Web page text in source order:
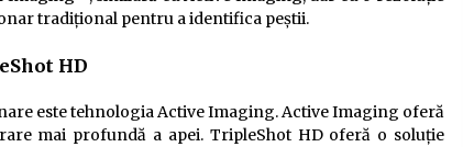
tradițional pentru a identifica peștii.
HD
este tehnologia Active Imaging. Active Imaging oferă
mai profundă a apei. TripleShot HD oferă o soluție